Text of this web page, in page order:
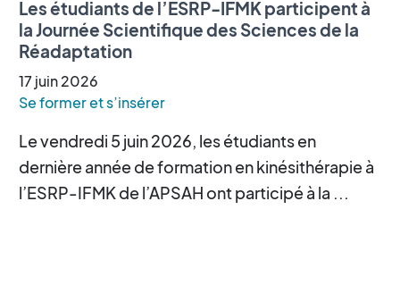
Les étudiants de l’ESRP-IFMK participent à
la Journée Scientifique des Sciences de la
Réadaptation
17juin2026
Se former et s’insérer
Le vendredi 5 juin 2026, les étudiants en
dernière année de formation en kinésithérapie à
l’ESRP-IFMK de l’APSAH ont participé à la ...